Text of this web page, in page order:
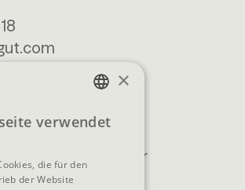
Buchen
Newsletter
AGB
×
verwendet
die für den
der Website